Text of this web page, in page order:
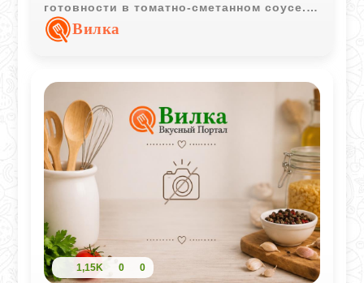
готовности в томатно-сметанном соусе.
Блюдо получается сытным и отлично
сочетается с картофельным гарниром.
Вилка
1,15K 0 0